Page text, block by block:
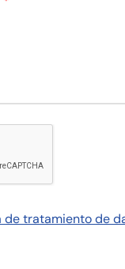
de tratamiento de